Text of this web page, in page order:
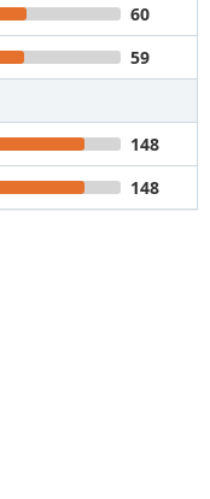
60
59
148
148